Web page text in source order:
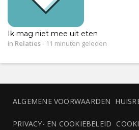
Ik mag niet mee uit eten
in Relaties- 11 minuten geleden
ALGEMENE VOORWAARDEN
PRIVACY- EN COOKIEBELEID